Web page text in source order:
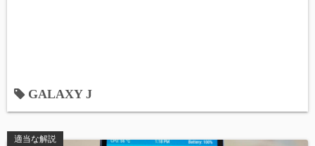
GALAXY J
適当な解説